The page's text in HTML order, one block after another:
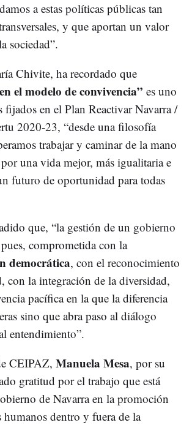
a estas políticas públicas tan
y que aportan un valor
sociedad”.
Chivite, ha recordado que
el modelo de convivencia” es uno
fijados en el Plan Reactivar Navarra /
2020-23, “desde una filosofía
trabajar y caminar de la mano
una vida mejor, más igualitaria e
futuro de oportunidad para todas
que, “la gestión de un gobierno
comprometida con la
democrática, con el reconocimiento
con la integración de la diversidad,
pacífica en la que la diferencia
sino que abra paso al diálogo
entendimiento”.
CEIPAZ, Manuela Mesa, por su
gratitud por el trabajo que está
de Navarra en la promoción
humanos dentro y fuera de la